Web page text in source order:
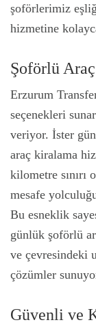
şoförlerimiz
hizmetine
Şoförlü
Erzurum
seçenekleri
veriyor. İster
araç kiralama
kilometre sınırı
mesafe
Bu esneklik
günlük şoförlü
ve çevresindeki
çözümler
Güvenli ve